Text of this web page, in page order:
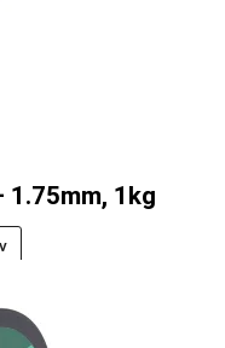
1.75mm, 1kg